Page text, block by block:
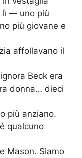
lì — uno più
più giovane e
affollavano il
Beck era
donna… dieci
più anziano.
qualcuno
Mason. Siamo